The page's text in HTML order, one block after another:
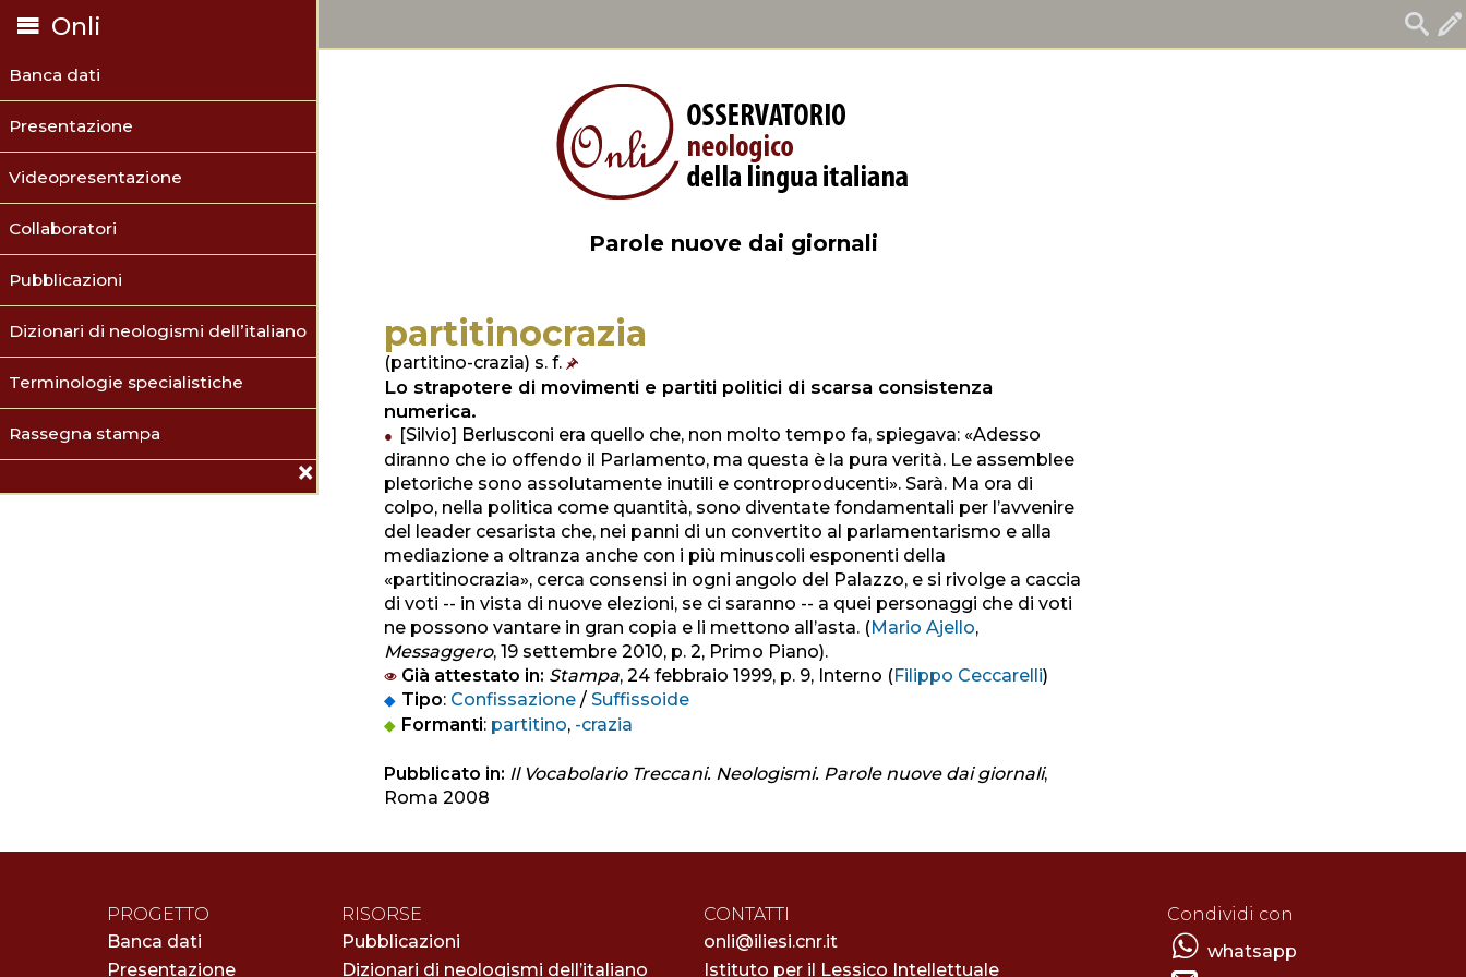
Onli
Banca dati
Presentazione
Videopresentazione
Collaboratori
Pubblicazioni
Dizionari di neologismi dell’italiano
Terminologie specialistiche
Rassegna stampa
Parole nuove dai giornali
partitinocrazia
(partitino-crazia) s. f.
Lo strapotere di movimenti e partiti politici di scarsa consistenza
numerica.
[Silvio] Berlusconi era quello che, non molto tempo fa, spiegava: «Adesso
diranno che io offendo il Parlamento, ma questa è la pura verità. Le assemblee
pletoriche sono assolutamente inutili e controproducenti». Sarà. Ma ora di
colpo, nella politica come quantità, sono diventate fondamentali per l’avvenire
del leader cesarista che, nei panni di un convertito al parlamentarismo e alla
mediazione a oltranza anche con i più minuscoli esponenti della
«partitinocrazia», cerca consensi in ogni angolo del Palazzo, e si rivolge a caccia
di voti -- in vista di nuove elezioni, se ci saranno -- a quei personaggi che di voti
ne possono vantare in gran copia e li mettono all’asta. (Mario Ajello,
Messaggero, 19 settembre 2010, p. 2, Primo Piano).
Già attestato in: Stampa, 24 febbraio 1999, p. 9, Interno (Filippo Ceccarelli)
Tipo: Confissazione /Suffissoide
Formanti: partitino, -crazia
Pubblicato in: Il Vocabolario Treccani. Neologismi. Parole nuove dai giornali,
Roma 2008
PROGETTO
Banca dati
Presentazione
RISORSE
Pubblicazioni
Dizionari di neologismi dell’italiano
CONTATTI
onli@iliesi.cnr.it
Istituto per il Lessico Intellettuale
Condividi con
whatsapp